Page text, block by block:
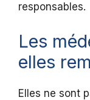
responsables.
Les
elles
Elles ne sont